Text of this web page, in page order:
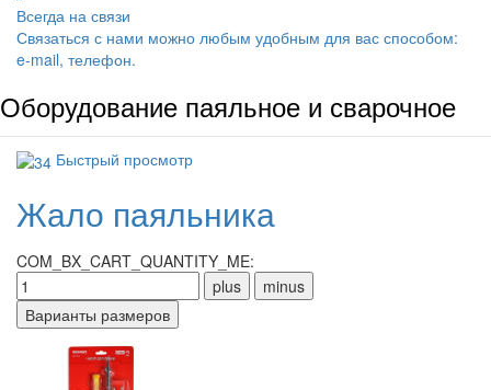
Всегда на связи
Связаться с нами можно любым удобным для вас способом:
e-mail, телефон.
Оборудование паяльное и сварочное
Быстрый просмотр
Жало паяльника
COM_BX_CART_QUANTITY_ME: